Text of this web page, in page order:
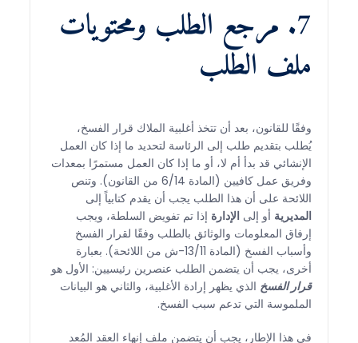
7. مرجع الطلب ومحتويات
ملف الطلب
وفقًا للقانون، بعد أن تتخذ أغلبية الملاك قرار الفسخ،
يُطلب بتقديم طلب إلى الرئاسة لتحديد ما إذا كان العمل
الإنشائي قد بدأ أم لا، أو ما إذا كان العمل مستمرًا بمعدات
وفريق عمل كافيين (المادة 6/14 من القانون). وتنص
اللائحة على أن هذا الطلب يجب أن يقدم كتابياً إلى
المديرية أو إلىالإدارة إذا تم تفويض السلطة، ويجب
إرفاق المعلومات والوثائق بالطلب وفقًا لقرار الفسخ
وأسباب الفسخ (المادة 13/11-ش من اللائحة). بعبارة
أخرى، يجب أن يتضمن الطلب عنصرين رئيسيين: الأول هو
قرار الفسخ الذي يظهر إرادة الأغلبية، والثاني هو البيانات
الملموسة التي تدعم سبب الفسخ.
في هذا الإطار، يجب أن يتضمن ملف إنهاء العقد المُعد